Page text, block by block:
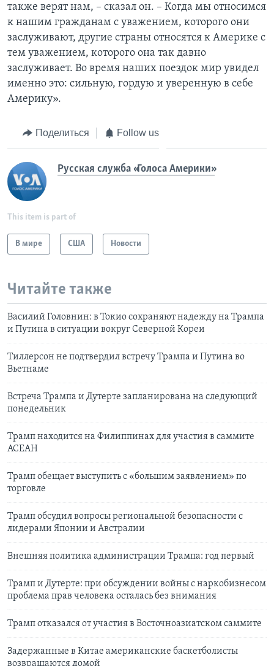
также верят нам, – сказал он. – Когда мы относимся
к нашим гражданам с уважением, которого они
заслуживают, другие страны относятся к Америке с
тем уважением, которого она так давно
заслуживает. Во время наших поездок мир увидел
именно это: сильную, гордую и уверенную в себе
Америку».
Поделиться Follow us
Русская служба «Голоса Америки»
This item is part of
В мире США Новости
Читайте также
Василий Головнин: в Токио сохраняют надежду на Трампа
и Путина в ситуации вокруг Северной Кореи
Тиллерсон не подтвердил встречу Трампа и Путина во
Вьетнаме
Встреча Трампа и Дутерте запланирована на следующий
понедельник
Трамп находится на Филиппинах для участия в саммите
АСЕАН
Трамп обещает выступить с «большим заявлением» по
торговле
Трамп обсудил вопросы региональной безопасности с
лидерами Японии и Австралии
Внешняя политика администрации Трампа: год первый
Трамп и Дутерте: при обсуждении войны с наркобизнесом
проблема прав человека осталась без внимания
Трамп отказался от участия в Восточноазиатском саммите
Задержанные в Китае американские баскетболисты
возвращаются домой